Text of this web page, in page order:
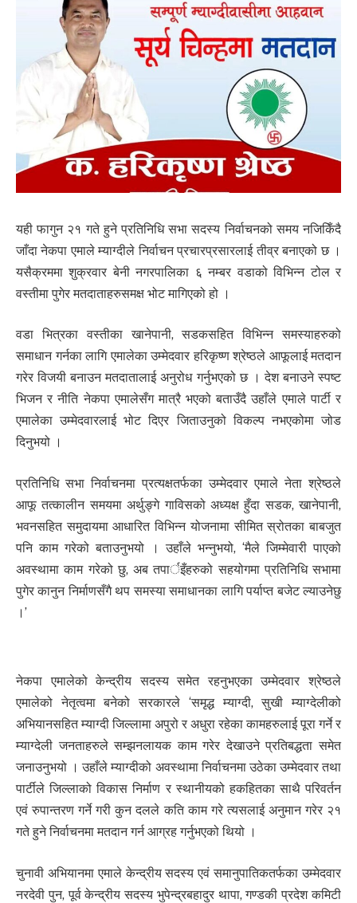
यही फागुन २१ गते हुने प्रतिनिधि सभा सदस्य निर्वाचनको समय नजिकिँदै
जाँदा नेकपा एमाले म्याग्दीले निर्वाचन प्रचारप्रसारलाई तीव्र बनाएको छ ।
यसैक्रममा शुक्रवार बेनी नगरपालिका ६ नम्बर वडाको विभिन्न टोल र
वस्तीमा पुगेर मतदाताहरुसमक्ष भोट मागिएको हो ।
वडा भित्रका वस्तीका खानेपानी, सडकसहित विभिन्न समस्याहरुको
समाधान गर्नका लागि एमालेका उम्मेदवार हरिकृष्ण श्रेष्ठले आफूलाई मतदान
गरेर विजयी बनाउन मतदातालाई अनुरोध गर्नुभएको छ । देश बनाउने स्पष्ट
भिजन र नीति नेकपा एमालेसँग मात्रै भएको बताउँदै उहाँले एमाले पार्टी र
एमालेका उम्मेदवारलाई भोट दिएर जिताउनुको विकल्प नभएकोमा जोड
दिनुभयो ।
प्रतिनिधि सभा निर्वाचनमा प्रत्यक्षतर्फका उम्मेदवार एमाले नेता श्रेष्ठले
आफू तत्कालीन समयमा अर्थुङ्गे गाविसको अध्यक्ष हुँदा सडक, खानेपानी,
भवनसहित समुदायमा आधारित विभिन्न योजनामा सीमित स्रोतका बाबजुत
पनि काम गरेको बताउनुभयो । उहाँले भन्नुभयो, ‘मैले जिम्मेवारी पाएको
अवस्थामा काम गरेको छु, अब तपार्इँहरुको सहयोगमा प्रतिनिधि सभामा
पुगेर कानुन निर्माणसँगै थप समस्या समाधानका लागि पर्याप्त बजेट ल्याउनेछु
।’
नेकपा एमालेको केन्द्रीय सदस्य समेत रहनुभएका उम्मेदवार श्रेष्ठले
एमालेको नेतृत्वमा बनेको सरकारले ‘समृद्ध म्याग्दी, सुखी म्याग्देलीको
अभियानसहित म्याग्दी जिल्लामा अपुरो र अधुरा रहेका कामहरुलाई पूरा गर्ने र
म्याग्देली जनताहरुले सम्झनलायक काम गरेर देखाउने प्रतिबद्धता समेत
जनाउनुभयो । उहाँले म्याग्दीको अवस्थामा निर्वाचनमा उठेका उम्मेदवार तथा
पार्टीले जिल्लाको विकास निर्माण र स्थानीयको हकहितका साथै परिवर्तन
एवं रुपान्तरण गर्ने गरी कुन दलले कति काम गरे त्यसलाई अनुमान गरेर २१
गते हुने निर्वाचनमा मतदान गर्न आग्रह गर्नुभएको थियो ।
चुनावी अभियानमा एमाले केन्द्रीय सदस्य एवं समानुपातिकतर्फका उम्मेदवार
नरदेवी पुन, पूर्व केन्द्रीय सदस्य भुपेन्द्रबहादुर थापा, गण्डकी प्रदेश कमिटी